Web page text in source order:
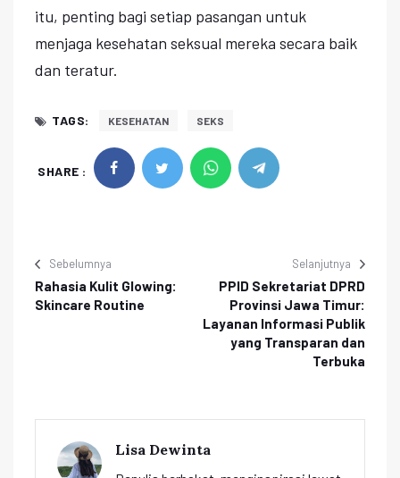
itu, penting bagi setiap pasangan untuk
menjaga kesehatan seksual mereka secara baik
dan teratur.
TAGS: KESEHATAN SEKS
SHARE :
Sebelumnya
Rahasia Kulit Glowing:
Skincare Routine
Selanjutnya
PPID Sekretariat DPRD
Provinsi Jawa Timur:
Layanan Informasi Publik
yang Transparan dan
Terbuka
Lisa Dewinta